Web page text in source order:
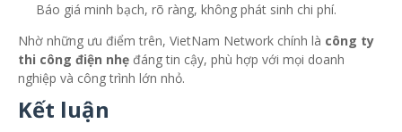
Báo giá minh bạch, rõ ràng, không phát sinh chi phí.
Nhờ những ưu điểm trên, VietNam Network chính là công ty
thi công điện nhẹ đáng tin cậy, phù hợp với mọi doanh
nghiệp và công trình lớn nhỏ.
Kết luận